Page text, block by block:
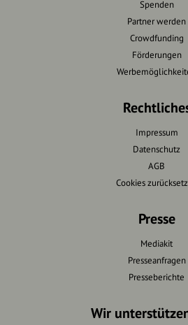
Spenden
Partner werden
Crowdfunding
Förderungen
Impressum
Datenschutz
AGB
Cookies
Presse
Mediakit
Presseanfragen
Presseberichte
Wir